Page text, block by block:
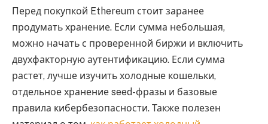
Перед покупкой Ethereum стоит заранее
продумать хранение. Если сумма небольшая,
можно начать с проверенной биржи и включить
двухфакторную аутентификацию. Если сумма
растет, лучше изучить холодные кошельки,
отдельное хранение seed-фразы и базовые
правила кибербезопасности. Также полезен